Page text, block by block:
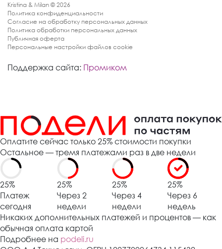
Kristina & Milan © 2026
Политика конфиденциальности
Согласие на обработку персональных данных
Политика обработки персональных данных
Публичная оферта
Персональные настройки файлов cookie
Поддержка сайта: Промиком
Оплатите сейчас только 25% стоимости покупки
Остальное — тремя платежами раз в две недели
25%
Платеж
сегодня
25%
Через 2
недели
25%
Через 4
недели
25%
Через 6
недель
Никаких дополнительных платежей и процентов — как
обычная оплата картой
Подробнее на podeli.ru